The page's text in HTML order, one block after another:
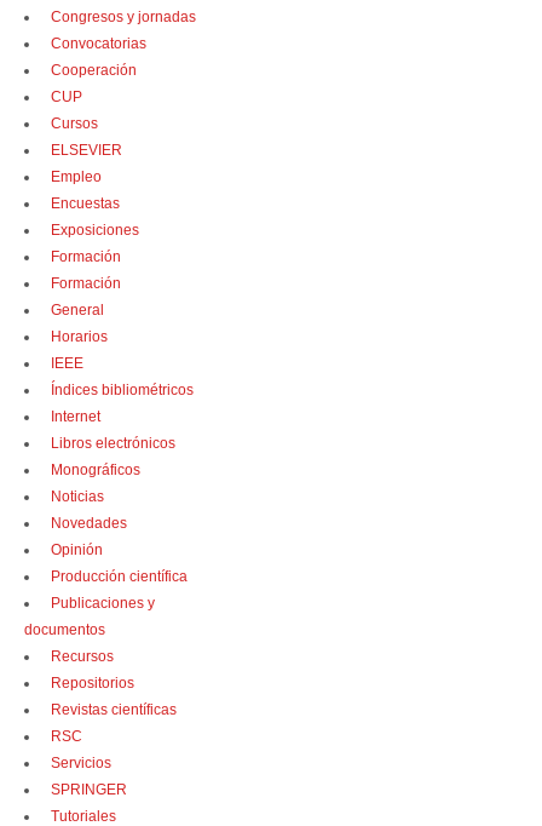
Congresos y jornadas
Convocatorias
Cooperación
CUP
Cursos
ELSEVIER
Empleo
Encuestas
Exposiciones
Formación
Formación
General
Horarios
IEEE
Índices bibliométricos
Internet
Libros electrónicos
Monográficos
Noticias
Novedades
Opinión
Producción científica
Publicaciones y
documentos
Recursos
Repositorios
Revistas científicas
RSC
Servicios
SPRINGER
Tutoriales